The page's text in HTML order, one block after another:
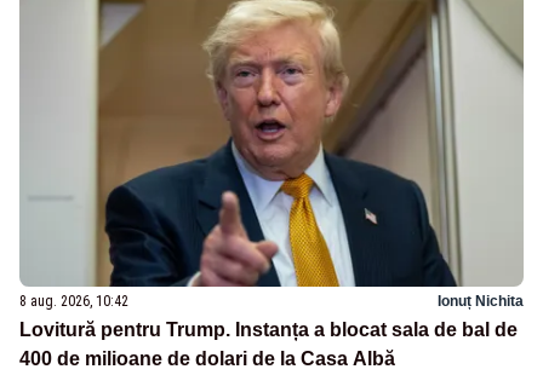
8 aug. 2026, 10:42 Ionuț Nichita
Lovitură pentru Trump. Instanța a blocat sala de bal de
400 de milioane de dolari de la Casa Albă